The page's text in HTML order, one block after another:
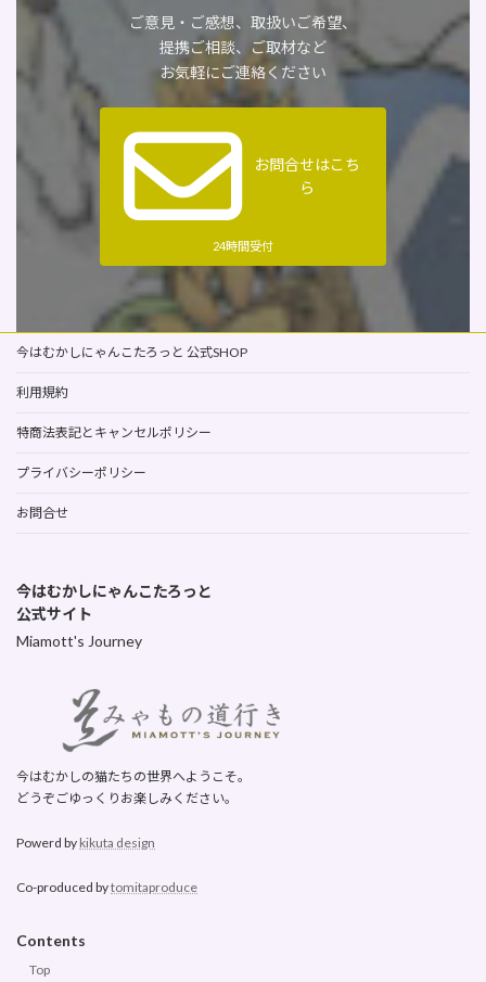
ご意見・ご感想、取扱いご希望、
提携ご相談、ご取材など
お気軽にご連絡ください
お問合せはこち
ら
24時間受付
今はむかしにゃんこたろっと 公式SHOP
利用規約
特商法表記とキャンセルポリシー
プライバシーポリシー
お問合せ
今はむかしにゃんこたろっと
公式サイト
Miamott's Journey
今はむかしの猫たちの世界へようこそ。
どうぞごゆっくりお楽しみください。
Powerd by kikuta design
Co-produced bytomitaproduce
Contents
Top